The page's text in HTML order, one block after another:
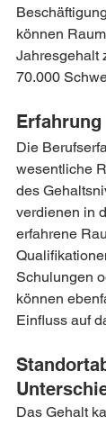
können
Jahresgehalt
70.000
Die
wesentliche
des
verdienen in
erfahrene
Schulungen
können
Einfluss auf
Das Gehalt